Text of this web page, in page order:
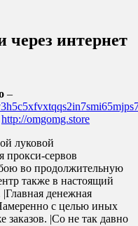
интернет
–
http://omgomg.store
луковой
прокси-сервов
во продолжительную
также в настоящий
денежная
с целью иных
заказов. |Со не так давно